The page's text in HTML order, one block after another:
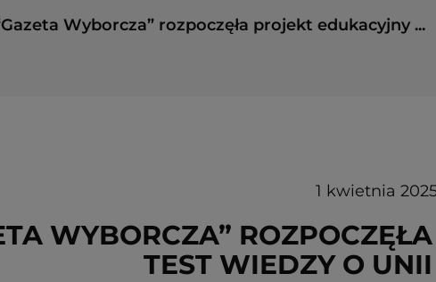
Wyborcza” rozpoczęła projekt edukacyjny ...
1 kwietnia
WYBORCZA”
TEST WIEDZY O